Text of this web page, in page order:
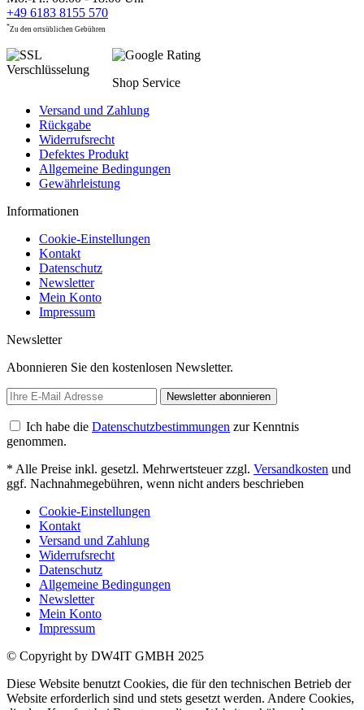
+49 6183 8155 570
*Zu den ortsüblichen Gebühren
Shop Service
Versand und Zahlung
Rückgabe
Widerrufsrecht
Defektes Produkt
Allgemeine Bedingungen
Gewährleistung
Informationen
Cookie-Einstellungen
Kontakt
Datenschutz
Newsletter
Mein Konto
Impressum
Newsletter
Abonnieren Sie den kostenlosen Newsletter.
Newsletter abonnieren
Ich habe die Datenschutzbestimmungen zur Kenntnis
genommen.
* Alle Preise inkl. gesetzl. Mehrwertsteuer zzgl. Versandkosten und
ggf. Nachnahmegebühren, wenn nicht anders beschrieben
Cookie-Einstellungen
Kontakt
Versand und Zahlung
Widerrufsrecht
Datenschutz
Allgemeine Bedingungen
Newsletter
Mein Konto
Impressum
© Copyright by DW4IT GMBH 2025
Diese Website benutzt Cookies, die für den technischen Betrieb der
Website erforderlich sind und stets gesetzt werden. Andere Cookies,